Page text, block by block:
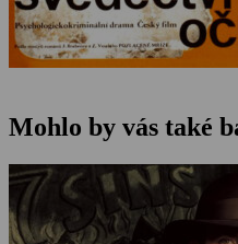
Mohlo by vás také